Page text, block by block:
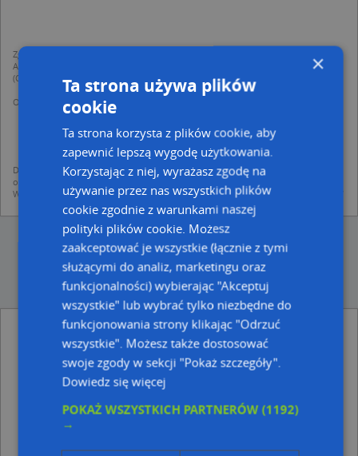
Zgodnie z Rozporządzeniem PE i Rady (UE) o Ochronie Danych Osobowych
Administratorem (RODO), administratorem danych jest AutoMapa sp. z o.o.
(Operator) z siedzibą w Warszawie przy ulicy Domaniewskiej 37.
Operator przetwarza dane osobowe w celu:
dodania ich do bazy Targeo oraz publikacji w wyszukiwarce firm i na
mapach (art. 6 ust. 1 lit. f RODO)
udostępniania danych o firmach partnerom biznesowym operatora (art.
6 ust. 1 lit. f RODO)
Dane pochodzą z publicznych baz CEIDG, GUS, REGON, z firmowych stron www
oraz od podmiotów zewnętrznych.
Więcej informacji dot. RODO:http://regulamin.automapa.pl/odo_przetwarzanie/
Saint Joseph in Neisse - inne Zdjęcia w
pobliżu
Neisse - Kathedrale und Belfried, Wrocławska 1, 48-
Eingang in Neisse Kathedrale, Kościelny, pl. 5, 48-
300 Nysa
Stained glass in Nysa cathedral, Kościelny, pl. 6, 48-
×
Ta strona używa plików
cookie
Ta strona korzysta z plików cookie, aby
zapewnić lepszą wygodę użytkowania.
Korzystając z niej, wyrażasz zgodę na
używanie przez nas wszystkich plików
cookie zgodnie z warunkami naszej
polityki plików cookie. Możesz
zaakceptować je wszystkie (łącznie z tymi
służącymi do analiz, marketingu oraz
funkcjonalności) wybierając "Akceptuj
wszystkie" lub wybrać tylko niezbędne do
funkcjonowania strony klikając "Odrzuć
wszystkie". Możesz także dostosować
swoje zgody w sekcji "Pokaż szczegóły".
Dowiedz się więcej
POKAŻ WSZYSTKICH PARTNERÓW(1192)
→